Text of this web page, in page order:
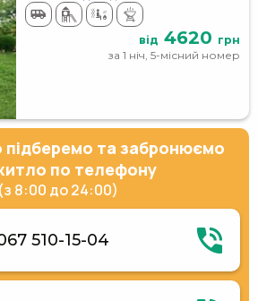
від 4620 грн
за 1 ніч, 5-місний номер
та забронюємо
по телефону
(з 8:00 до 24:00)
510-15-04